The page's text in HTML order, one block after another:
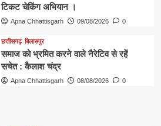
टिकट चेकिंग अभियान ।
Apna Chhattisgarh 09/08/2026 0
छत्तीसगढ़ बिलासपुर
समाज को भ्रमित करने वाले नैरेटिव से रहें
सचेत : कैलाश चंद्र
Apna Chhattisgarh 08/08/2026 0